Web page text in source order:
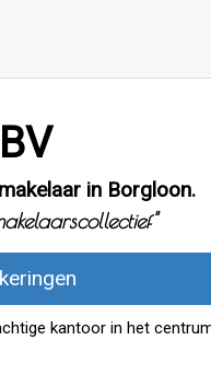
in Borgloon.
kantoor in het